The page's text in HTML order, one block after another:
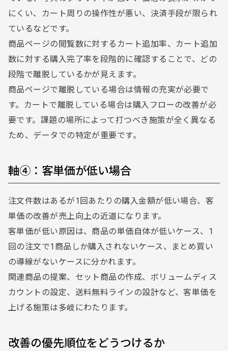
にくい、カート周りの操作性が悪い、決済手段が限られ
ているなどです。
商品ページの閲覧数に対するカート追加率、カート追加
数に対する購入完了率を段階的に確認することで、どの
段階で離脱しているかが見えます。
商品ページで離脱している場合は情報の充実が必要で
す。カートで離脱している場合は購入フローの改善が必
要です。課題の場所によって打つべき施策が全く異なる
ため、データでの特定が重要です。
軸④：客単価が低い場合
注文件数はあるが1回あたりの購入金額が低い場合、客
単価の改善が売上向上の近道になります。
客単価が低い原因は、商品の単価自体が低いケース、1
回の注文で1商品しか購入されないケース、まとめ買い
の導線がないケースに分かれます。
関連商品の提案、セット商品の作成、ボリュームディス
カウントの設定、送料無料ラインの設計など、客単価を
上げる施策は多岐にわたります。
改善の優先順位をどうつけるか